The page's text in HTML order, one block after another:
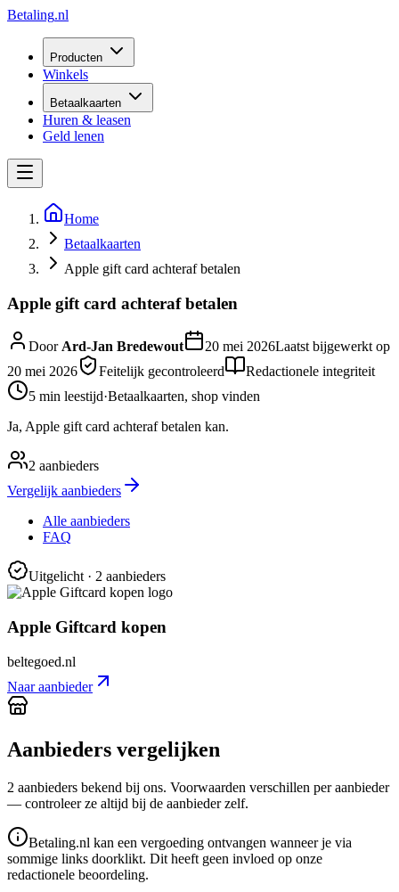
Betaling.nl
Producten
Winkels
Betaalkaarten
Huren & leasen
Geld lenen
Home
Betaalkaarten
Apple gift card achteraf betalen
Apple gift card achteraf betalen
DoorArd-Jan Bredewout 20 mei 2026Laatst bijgewerkt op
20 mei 2026
Feitelijk gecontroleerd
Redactionele integriteit
5 min leestijd·Betaalkaarten, shop vinden
Ja, Apple gift card achteraf betalen kan.
2 aanbieders
Vergelijk aanbieders
Alle aanbieders
FAQ
Uitgelicht· 2 aanbieders
Apple Giftcard kopen
beltegoed.nl
Naar aanbieder
Aanbieders vergelijken
2 aanbieders bekend bij ons. Voorwaarden verschillen per aanbieder
— controleer ze altijd bij de aanbieder zelf.
Betaling.nl kan een vergoeding ontvangen wanneer je via
sommige links doorklikt. Dit heeft geen invloed op onze
redactionele beoordeling.